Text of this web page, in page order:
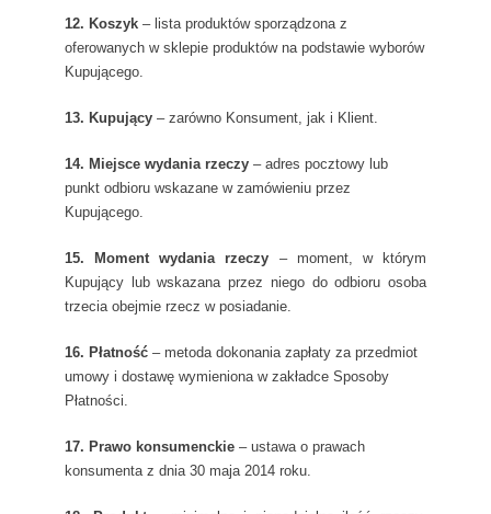
12. Koszyk – lista produktów sporządzona z
oferowanych w sklepie produktów na podstawie wyborów
Kupującego.
13. Kupujący – zarówno Konsument, jak i Klient.
14. Miejsce wydania rzeczy – adres pocztowy lub
punkt odbioru wskazane w zamówieniu przez
Kupującego.
15. Moment wydania rzeczy – moment, w którym
Kupujący lub wskazana przez niego do odbioru osoba
trzecia obejmie rzecz w posiadanie.
16. Płatność – metoda dokonania zapłaty za przedmiot
umowy i dostawę wymieniona w zakładce Sposoby
Płatności.
17. Prawo konsumenckie – ustawa o prawach
konsumenta z dnia 30 maja 2014 roku.